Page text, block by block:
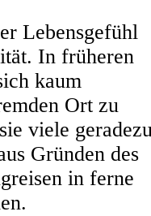
Lebensgefühl
In früheren
kaum
Ort zu
viele
Gründen des
in ferne